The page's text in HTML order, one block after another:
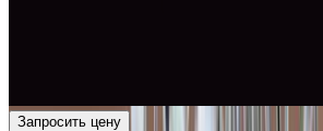
Запросить цену